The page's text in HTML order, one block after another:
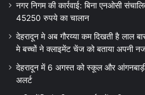
नगर निगम की कार्रवाई: बिना एनओसी
45250 रुपये का चालान
देहरादून मे अब गौरय्या कम दिखती है लाल
मे बच्चों ने क्लाइमेंट चेंज को बताया अपनी
देहरादून में 6 अगस्त को स्कूल और आंगनबाड़ी
अलर्ट